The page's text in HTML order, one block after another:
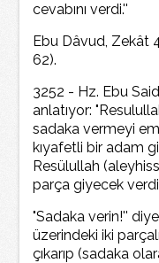
cevabını verdi.''
Ebu Dâvud, Zekât
62).
3252 - Hz. Ebu
anlatıyor:
sadaka vermeyi
kıyafetli bir adam
Resülullah
parça giyecek
"Sadaka verin!''
üzerindeki iki
çıkarıp (sadaka